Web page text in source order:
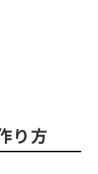
り方